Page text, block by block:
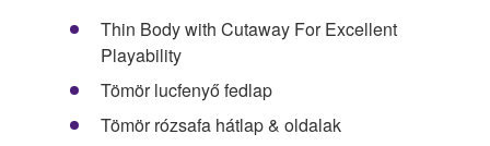
Thin Body with Cutaway For Excellent
Playability
Tömör lucfenyő fedlap
Tömör rózsafa hátlap & oldalak